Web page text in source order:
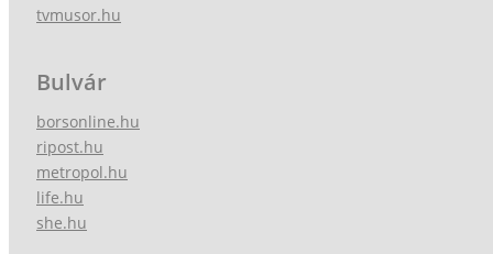
tvmusor.hu
Bulvár
borsonline.hu
ripost.hu
metropol.hu
life.hu
she.hu